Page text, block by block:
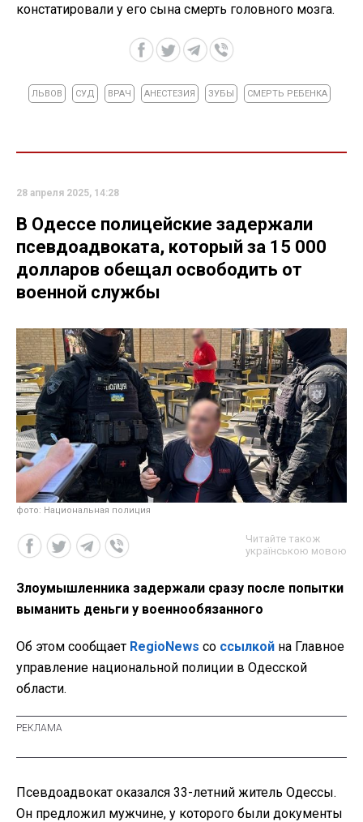
констатировали у его сына смерть головного мозга.
ЛЬВОВ СУД ВРАЧ АНЕСТЕЗИЯ ЗУБЫ СМЕРТЬ РЕБЕНКА
28 апреля 2025, 14:28
В Одессе полицейские задержали
псевдоадвоката, который за 15 000
долларов обещал освободить от
военной службы
фото: Национальная полиция
Читайте також
українською мовою
Злоумышленника задержали сразу после попытки
выманить деньги у военнообязанного
Об этом сообщает RegioNews со ссылкой на Главное
управление национальной полиции в Одесской
области.
Псевдоадвокат оказался 33-летний житель Одессы.
Он предложил мужчине, у которого были документы